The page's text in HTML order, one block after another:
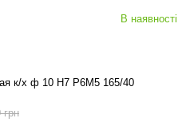
В наявності
к/х ф 10 Н7 Р6М5 165/40
грн